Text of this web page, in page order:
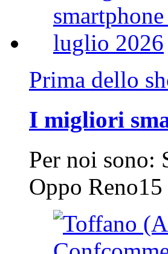
Prima dello
I migliori
Per noi sono:
Oppo